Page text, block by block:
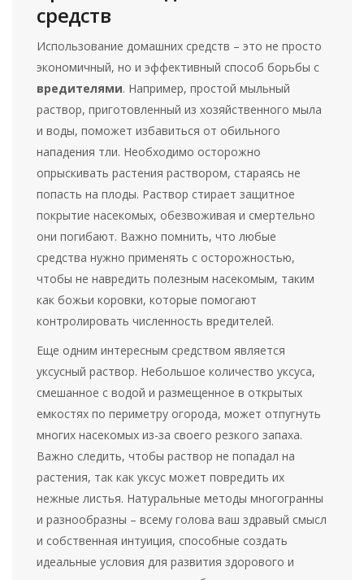
средств
Использование домашних средств – это не просто
экономичный, но и эффективный способ борьбы с
вредителями. Например, простой мыльный
раствор, приготовленный из хозяйственного мыла
и воды, поможет избавиться от обильного
нападения тли. Необходимо осторожно
опрыскивать растения раствором, стараясь не
попасть на плоды. Раствор стирает защитное
покрытие насекомых, обезвоживая и смертельно
они погибают. Важно помнить, что любые
средства нужно применять с осторожностью,
чтобы не навредить полезным насекомым, таким
как божьи коровки, которые помогают
контролировать численность вредителей.
Еще одним интересным средством является
уксусный раствор. Небольшое количество уксуса,
смешанное с водой и размещенное в открытых
емкостях по периметру огорода, может отпугнуть
многих насекомых из-за своего резкого запаха.
Важно следить, чтобы раствор не попадал на
растения, так как уксус может повредить их
нежные листья. Натуральные методы многогранны
и разнообразны – всему голова ваш здравый смысл
и собственная интуиция, способные создать
идеальные условия для развития здорового и